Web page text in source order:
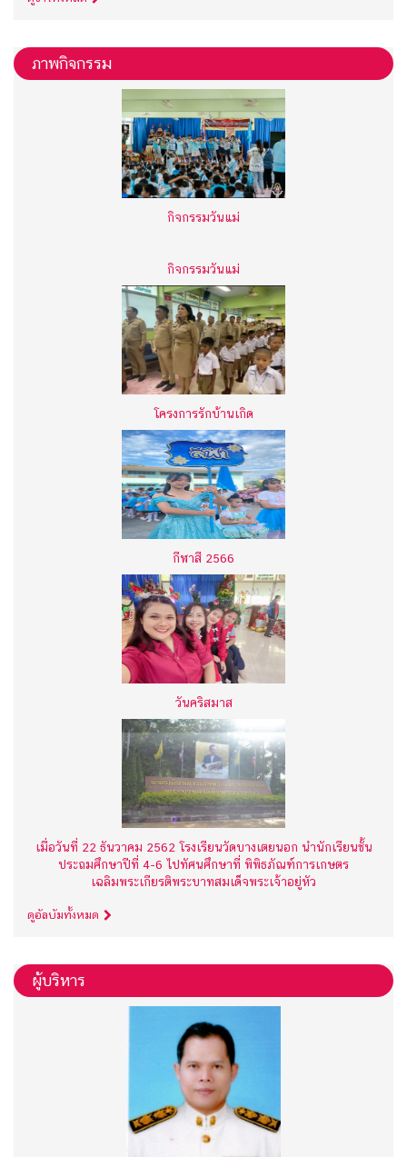
ภาพกิจกรรม
กิจกรรมวันแม่
กิจกรรมวันแม่
โครงการรักบ้านเกิด
กีฬาสี 2566
วันคริสมาส
เมื่อวันที่ 22 ธันวาคม 2562 โรงเรียนวัดบางเตยนอก นำนักเรียนชั้น
ประถมศึกษาปีที่ 4-6 ไปทัศนศึกษาที่ พิพิธภัณฑ์การเกษตร
เฉลิมพระเกียรติพระบาทสมเด็จพระเจ้าอยู่หัว
ดูอัลบัมทั้งหมด
ผู้บริหาร